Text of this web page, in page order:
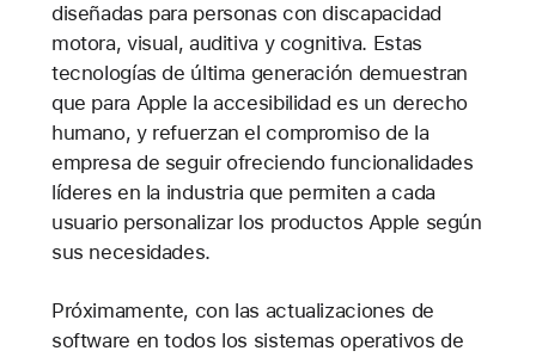
diseñadas para personas con discapacidad
motora, visual, auditiva y cognitiva. Estas
tecnologías de última generación demuestran
que para Apple la accesibilidad es un derecho
humano, y refuerzan el compromiso de la
empresa de seguir ofreciendo funcionalidades
líderes en la industria que permiten a cada
usuario personalizar los productos Apple según
sus necesidades.
Próximamente, con las actualizaciones de
software en todos los sistemas operativos de